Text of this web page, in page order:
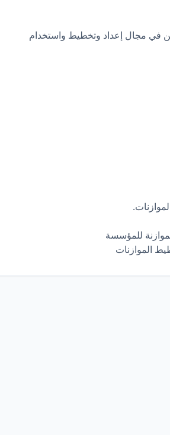
في مجال إعداد وتخطيط واستخدام
للمؤسسة
الموازنات